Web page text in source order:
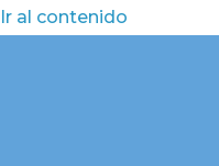
Ir al contenido